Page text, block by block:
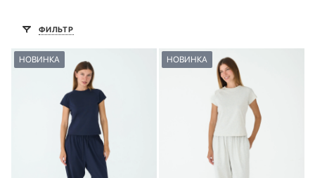
ФИЛЬТР
НОВИНКА НОВИНКА